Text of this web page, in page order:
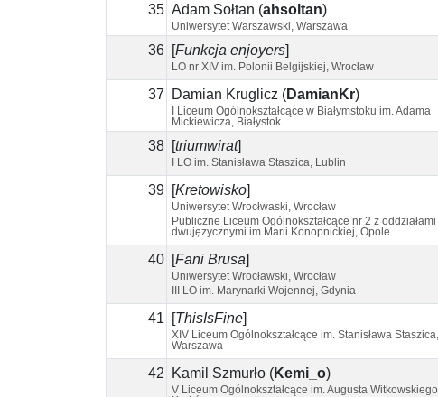
35 Adam Sołtan (ahsoltan)
Uniwersytet Warszawski, Warszawa
36 Funkcja enjoyers
LO nr XIV im. Polonii Belgijskiej, Wrocław
37 Damian Kruglicz (DamianKr)
I Liceum Ogólnokształcące w Białymstoku im. Adama
Mickiewicza, Białystok
38 triumwirat]
I LO im. Stanisława Staszica, Lublin
39 Kretowisko
Uniwersytet Wrocłwaski, Wrocław
Publiczne Liceum Ogólnokształcące nr 2 z oddziałami
dwujęzycznymi im Marii Konopnickiej, Opole
40 Fani Brusa
Uniwersytet Wrocławski, Wrocław
III LO im. Marynarki Wojennej, Gdynia
41 ThisIsFine
XIV Liceum Ogólnokształcące im. Stanisława Staszica,
Warszawa
42 Kamil Szmurło (Kemi_o)
V Liceum Ogólnokształcące im. Augusta Witkowskiego,